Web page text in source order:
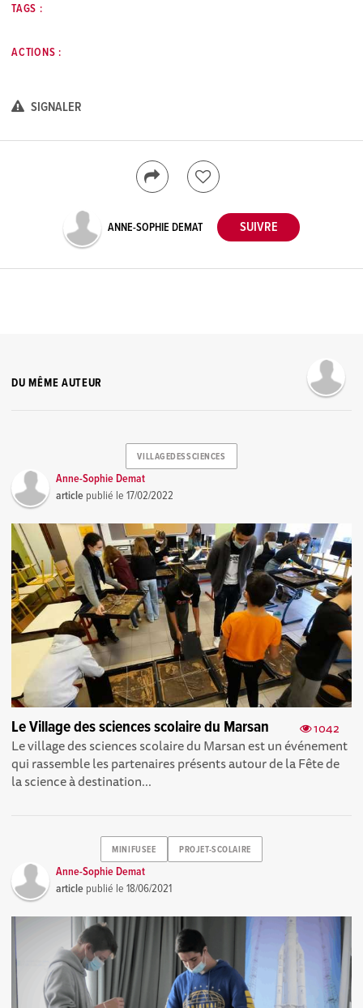
TAGS :
ACTIONS :
SIGNALER
ANNE-SOPHIE DEMAT
DU MÊME AUTEUR
VILLAGEDESSCIENCES
Anne-Sophie Demat
article publié le17/02/2022
1042
Le Village des sciences scolaire du Marsan
Le village des sciences scolaire du Marsan est un événement
qui rassemble les partenaires présents autour de la Fête de
la science à destination...
MINIFUSEE PROJET-SCOLAIRE
Anne-Sophie Demat
article publié le18/06/2021